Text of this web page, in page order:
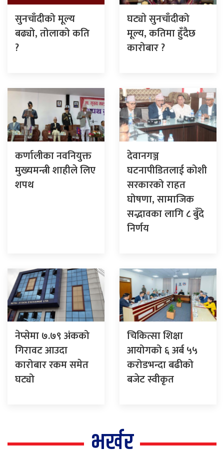
सुनचाँदीको मूल्य
बढ्यो, तोलाको कति
?
घट्याे सुनचाँदीको
मूल्य, कतिमा हुँदैछ
कारोबार ?
कर्णालीका नवनियुक्त
मुख्यमन्त्री शाहीले लिए
शपथ
देवानगञ्ज
घटनापीडितलाई कोशी
सरकारको राहत
घोषणा, सामाजिक
सद्भावका लागि ८ बुँदे
निर्णय
नेप्सेमा ७.७९ अंकको
गिरावट आउदा
कारोबार रकम समेत
घट्यो
चिकित्सा शिक्षा
आयोगको ६ अर्ब ५५
करोडभन्दा बढीको
बजेट स्वीकृत
भर्खर